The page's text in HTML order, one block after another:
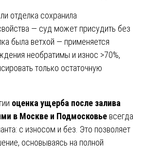
отделка сохранила
— суд может присудить без
была ветхой — применяется
необратимы и износ >70%,
только остаточную
оценка ущерба после залива
в Москве и Подмосковье всегда
с износом и без. Это позволяет
основываясь на полной